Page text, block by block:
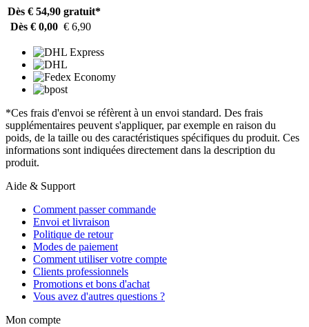
Dès € 54,90 gratuit*
Dès € 0,00 € 6,90
*Ces frais d'envoi se réfèrent à un envoi standard. Des frais
supplémentaires peuvent s'appliquer, par exemple en raison du
poids, de la taille ou des caractéristiques spécifiques du produit. Ces
informations sont indiquées directement dans la description du
produit.
Aide & Support
Comment passer commande
Envoi et livraison
Politique de retour
Modes de paiement
Comment utiliser votre compte
Clients professionnels
Promotions et bons d'achat
Vous avez d'autres questions ?
Mon compte